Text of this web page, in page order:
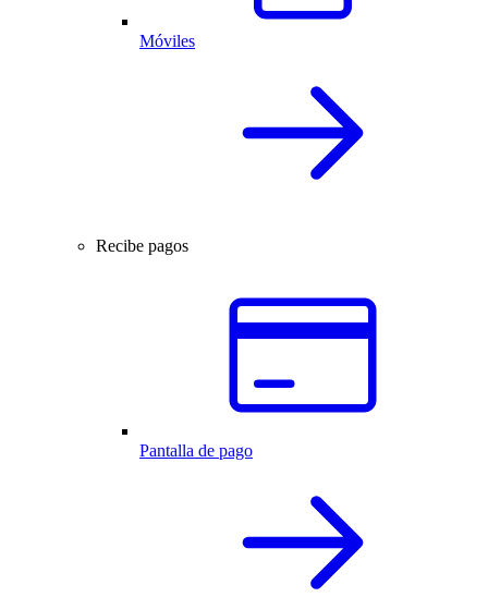
Móviles
Recibe pagos
Pantalla de pago